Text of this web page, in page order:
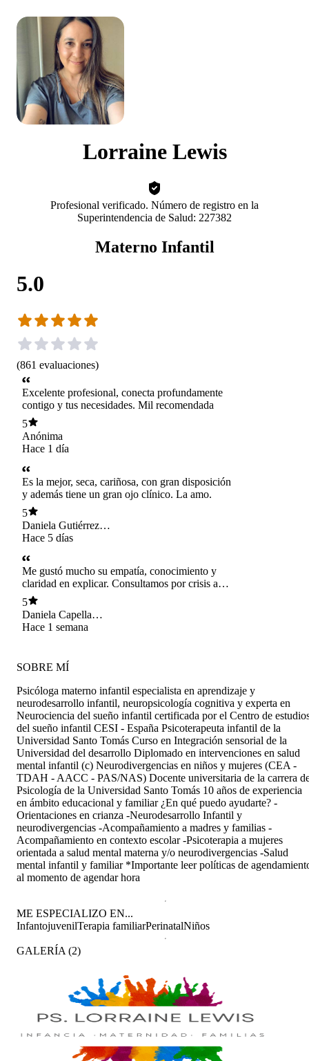
Lorraine Lewis
Profesional verificado. Número de registro en la
Superintendencia de Salud: 227382
Materno Infantil
5.0
(861 evaluaciones)
Excelente profesional, conecta profundamente
contigo y tus necesidades. Mil recomendada
5
Anónima
Hace 1 día
Es la mejor, seca, cariñosa, con gran disposición
y además tiene un gran ojo clínico. La amo.
5
Daniela Gutiérrez
Velasquez
Hace 5 días
Me gustó mucho su empatía, conocimiento y
claridad en explicar. Consultamos por crisis ante
la llegada de un hermano menor, y sabe
muchísimo. Nos educó con respecto a lo
esperable, a las etapas que iban ocurriendo y nos
dió tips. Se nota que es un tema que maneja
5
Daniela Capella
Sepúlveda
Hace 1 semana
SOBRE MÍ
Psicóloga materno infantil especialista en aprendizaje y
neurodesarrollo infantil, neuropsicología cognitiva y experta en
Neurociencia del sueño infantil certificada por el Centro de
del sueño infantil CESI - España Psicoterapeuta infantil de la
Universidad Santo Tomás Curso en Integración sensorial de la
Universidad del desarrollo Diplomado en intervenciones en salud
mental infantil (c) Neurodivergencias en niños y mujeres (CEA -
TDAH - AACC - PAS/NAS) Docente universitaria de la carrera
Psicología de la Universidad Santo Tomás 10 años de experiencia
en ámbito educacional y familiar ¿En qué puedo ayudarte? -
Orientaciones en crianza -Neurodesarrollo Infantil y
neurodivergencias -Acompañamiento a madres y familias -
Acompañamiento en contexto escolar -Psicoterapia a mujeres
orientada a salud mental materna y/o neurodivergencias -Salud
mental infantil y familiar *Importante leer políticas de
al momento de agendar hora
ME ESPECIALIZO EN...
InfantojuvenilTerapia familiarPerinatalNiños
GALERÍA (2)